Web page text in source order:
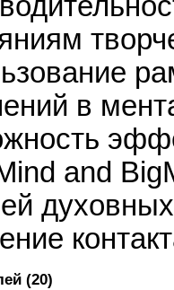
в
and
(20)